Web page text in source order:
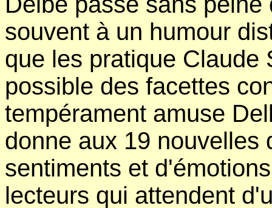
souvent à un humour
que les pratique Claude
possible des facettes
tempérament amuse
donne aux 19 nouvelles
sentiments et
lecteurs qui attendent